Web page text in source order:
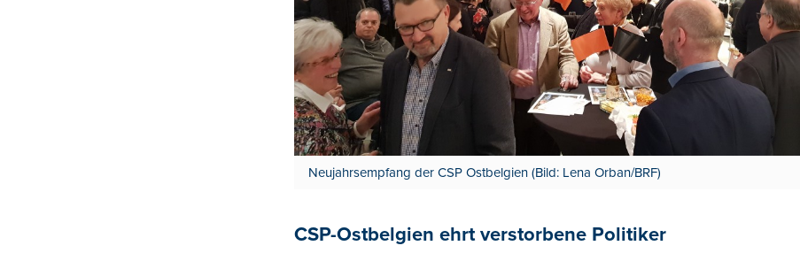
Neujahrsempfang der CSP Ostbelgien (Bild: Lena Orban/BRF)
CSP-Ostbelgien ehrt verstorbene Politiker